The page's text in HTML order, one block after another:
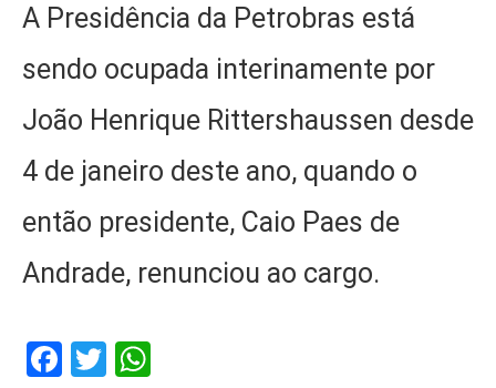
A Presidência da Petrobras está
sendo ocupada interinamente por
João Henrique Rittershaussen desde
4 de janeiro deste ano, quando o
então presidente, Caio Paes de
Andrade, renunciou ao cargo.
Facebook
Twitter